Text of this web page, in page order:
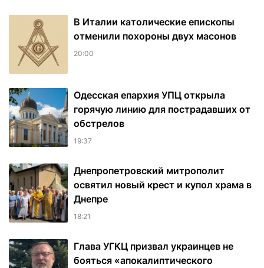
В Италии католические епископы
отменили похороны двух масонов
20:00
Одесская епархия УПЦ открыла
горячую линию для пострадавших от
обстрелов
19:37
Днепропетровский митрополит
освятил новый крест и купол храма в
Днепре
18:21
Глава УГКЦ призвал украинцев не
бояться «апокалиптического